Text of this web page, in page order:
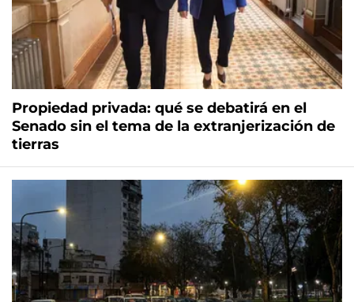
Propiedad privada: qué se debatirá en el
Senado sin el tema de la extranjerización de
tierras